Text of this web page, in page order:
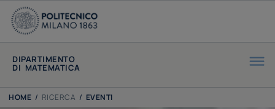
DIPARTIMENTO
DI MATEMATICA
HOME / RICERCA / EVENTI